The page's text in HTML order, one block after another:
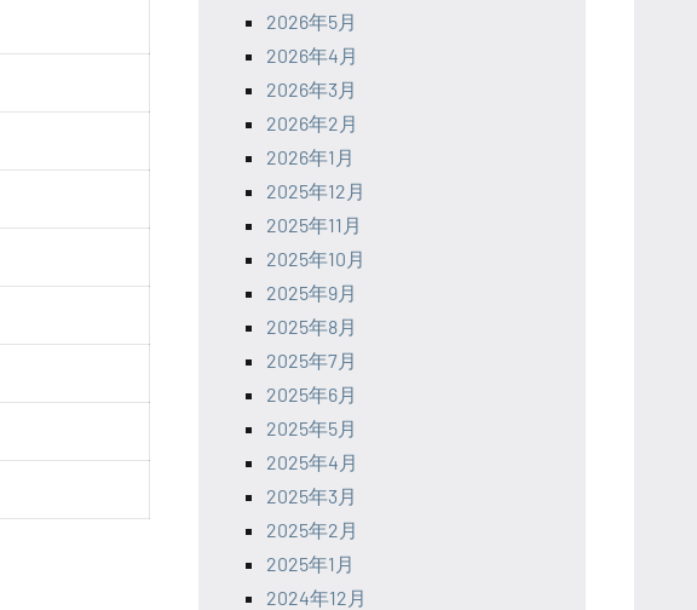
2026年5月
2026年4月
2026年3月
2026年2月
2026年1月
2025年12月
2025年11月
2025年10月
2025年9月
2025年8月
2025年7月
2025年6月
2025年5月
2025年4月
2025年3月
2025年2月
2025年1月
2024年12月